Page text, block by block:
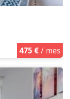
475 €/ mes